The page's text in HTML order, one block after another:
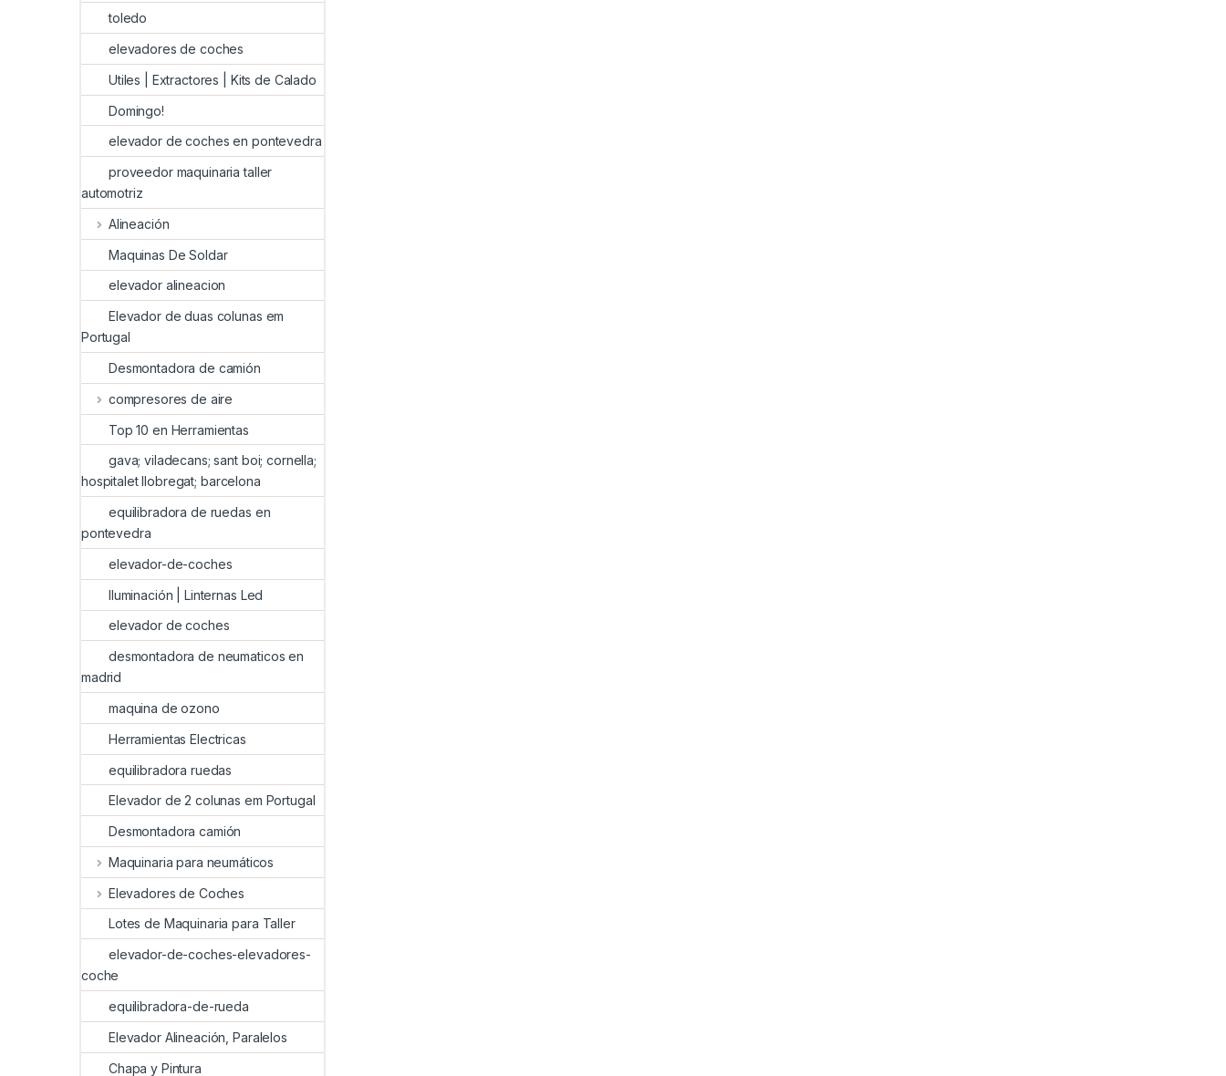
toledo
elevadores de coches
Utiles | Extractores | Kits de Calado
Domingo!
elevador de coches en pontevedra
proveedor maquinaria taller
automotriz
Alineación
Maquinas De Soldar
elevador alineacion
Elevador de duas colunas em
Portugal
Desmontadora de camión
compresores de aire
Top 10 en Herramientas
gava; viladecans; sant boi; cornella;
hospitalet llobregat; barcelona
equilibradora de ruedas en
pontevedra
elevador-de-coches
Iluminación | Linternas Led
elevador de coches
desmontadora de neumaticos en
madrid
maquina de ozono
Herramientas Electricas
equilibradora ruedas
Elevador de 2 colunas em Portugal
Desmontadora camión
Maquinaria para neumáticos
Elevadores de Coches
Lotes de Maquinaria para Taller
elevador-de-coches-elevadores-
coche
equilibradora-de-rueda
Elevador Alineación, Paralelos
Chapa y Pintura